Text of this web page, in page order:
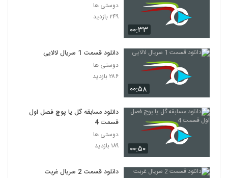
۰۰:۳۳
دوستی ها
۲۴۹ بازدید
۰۰:۵۸
دانلود قسمت 1 سریال لالایی
دوستی ها
۲۸۶ بازدید
۰۰:۵۰
دانلود مسابقه گل یا پوچ فصل اول
قسمت 4
دوستی ها
۱۸۹ بازدید
دانلود قسمت 2 سریال غربت